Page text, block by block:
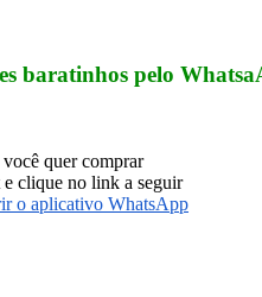
baratinhos pelo
quer comprar
clique no link a seguir
o aplicativo WhatsApp